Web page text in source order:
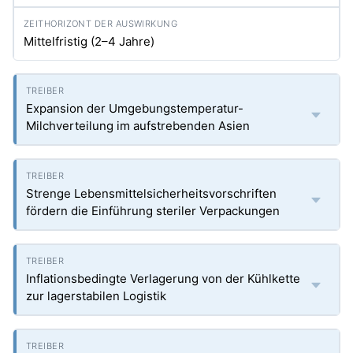
Mittelfristig (2–4 Jahre)
Expansion der Umgebungstemperatur-
Milchverteilung im aufstrebenden Asien
Strenge Lebensmittelsicherheitsvorschriften
fördern die Einführung steriler Verpackungen
Inflationsbedingte Verlagerung von der Kühlkette
zur lagerstabilen Logistik